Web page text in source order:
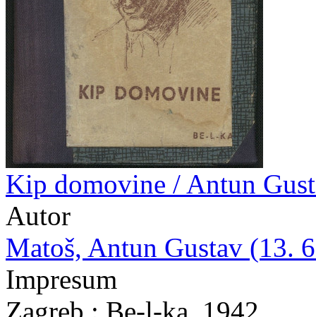
Kip domovine / Antun
Autor
Matoš, Antun Gustav (13.
Impresum